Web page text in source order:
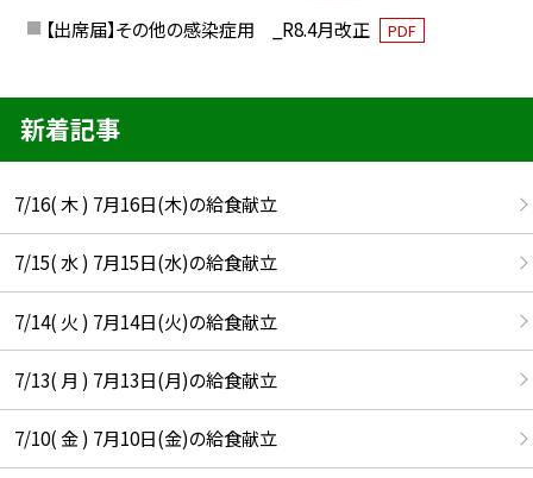
【出席届】その他の感染症用 _R8.4月改正 PDF
新着記事
7/16( 木 ) 7月16日(木)の給食献立
7/15( 水 ) 7月15日(水)の給食献立
7/14( 火 ) 7月14日(火)の給食献立
7/13( 月 ) 7月13日(月)の給食献立
7/10( 金 ) 7月10日(金)の給食献立